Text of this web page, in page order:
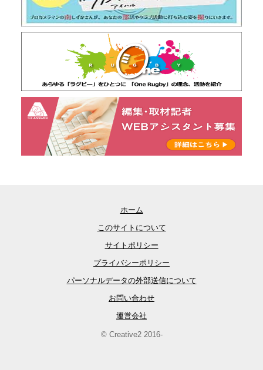
ホーム
このサイトについて
サイトポリシー
プライバシーポリシー
パーソナルデータの外部送信について
お問い合わせ
運営会社
© Creative2 2016-